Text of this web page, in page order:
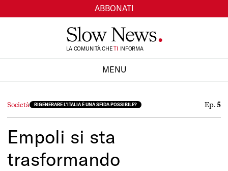
ABBONATI
LA COMUNITÀ CHE
TI
SI INFORMA
MENU
Società RIGENERARE L’ITALIA È UNA SFIDA POSSIBILE? Ep.5
Empoli si sta
trasformando